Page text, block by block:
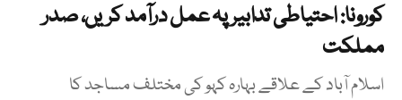
کورونا: احتیاطی تدابیر پہ عمل درآمد کریں، صدر
مملکت
اسلام آباد کے علاقے بہارہ کہو کی مختلف مساجد کا